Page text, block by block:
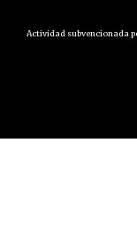
Actividad subvencionada